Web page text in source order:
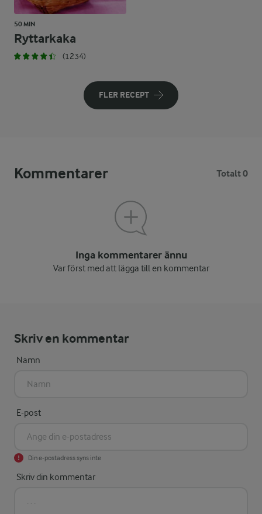
50 MIN
Ryttarkaka
(1234)
FLER RECEPT
Kommentarer Totalt 0
Inga kommentarer ännu
Var först med att lägga till en kommentar
Skriv en kommentar
Namn
E-post
Din e-postadress syns inte
Skriv din kommentar